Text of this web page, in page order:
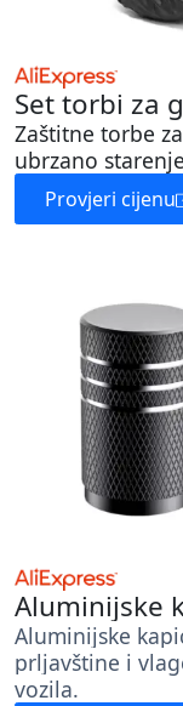
Set torbi za
Zaštitne torbe
ubrzano
Provjeri cijenu
Aluminijske
Aluminijske
prljavštine i
vozila.